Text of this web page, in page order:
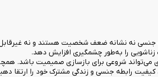
جنسی نه نشانه ضعف شخصیت هستند و نه
زناشویی را به‌طور چشمگیری افزایش دهد.
می‌تواند شروعی برای بازسازی صمیمیت باشد.
رابطه جنسی و زندگی مشترک خود را ارتقا